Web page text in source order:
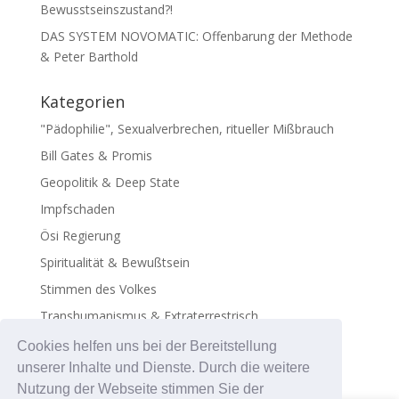
Cookies helfen uns bei der Bereitstellung
unserer Inhalte und Dienste. Durch die weitere
Nutzung der Webseite stimmen Sie der
Bewusstseinszustand?!
DAS SYSTEM NOVOMATIC: Offenbarung der Methode
& Peter Barthold
Kategorien
"Pädophilie", Sexualverbrechen, ritueller Mißbrauch
Bill Gates & Promis
Geopolitik & Deep State
Impfschaden
Ösi Regierung
Spiritualität & Bewußtsein
Stimmen des Volkes
Transhumanismus & Extraterrestrisch
Virus - Exosomen